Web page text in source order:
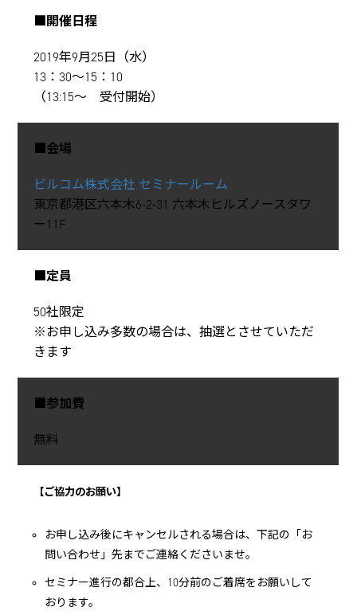
■開催日程
2019年9月25日（水）
13：30～15：10
（13:15～ 受付開始）
■会場
ビルコム株式会社 セミナールーム
東京都港区六本木6-2-31 六本木ヒルズノースタワ
ー11F
■定員
50社限定
※お申し込み多数の場合は、抽選とさせていただ
きます
■参加費
無料
【ご協力のお願い】
お申し込み後にキャンセルされる場合は、下記の「お
問い合わせ」先までご連絡くださいませ。
セミナー進行の都合上、10分前のご着席をお願いして
おります。